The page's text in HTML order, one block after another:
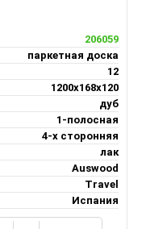
206059
паркетная доска
12
1200х168х120
дуб
1-полосная
4-х сторонняя
лак
Auswood
Travel
Испания